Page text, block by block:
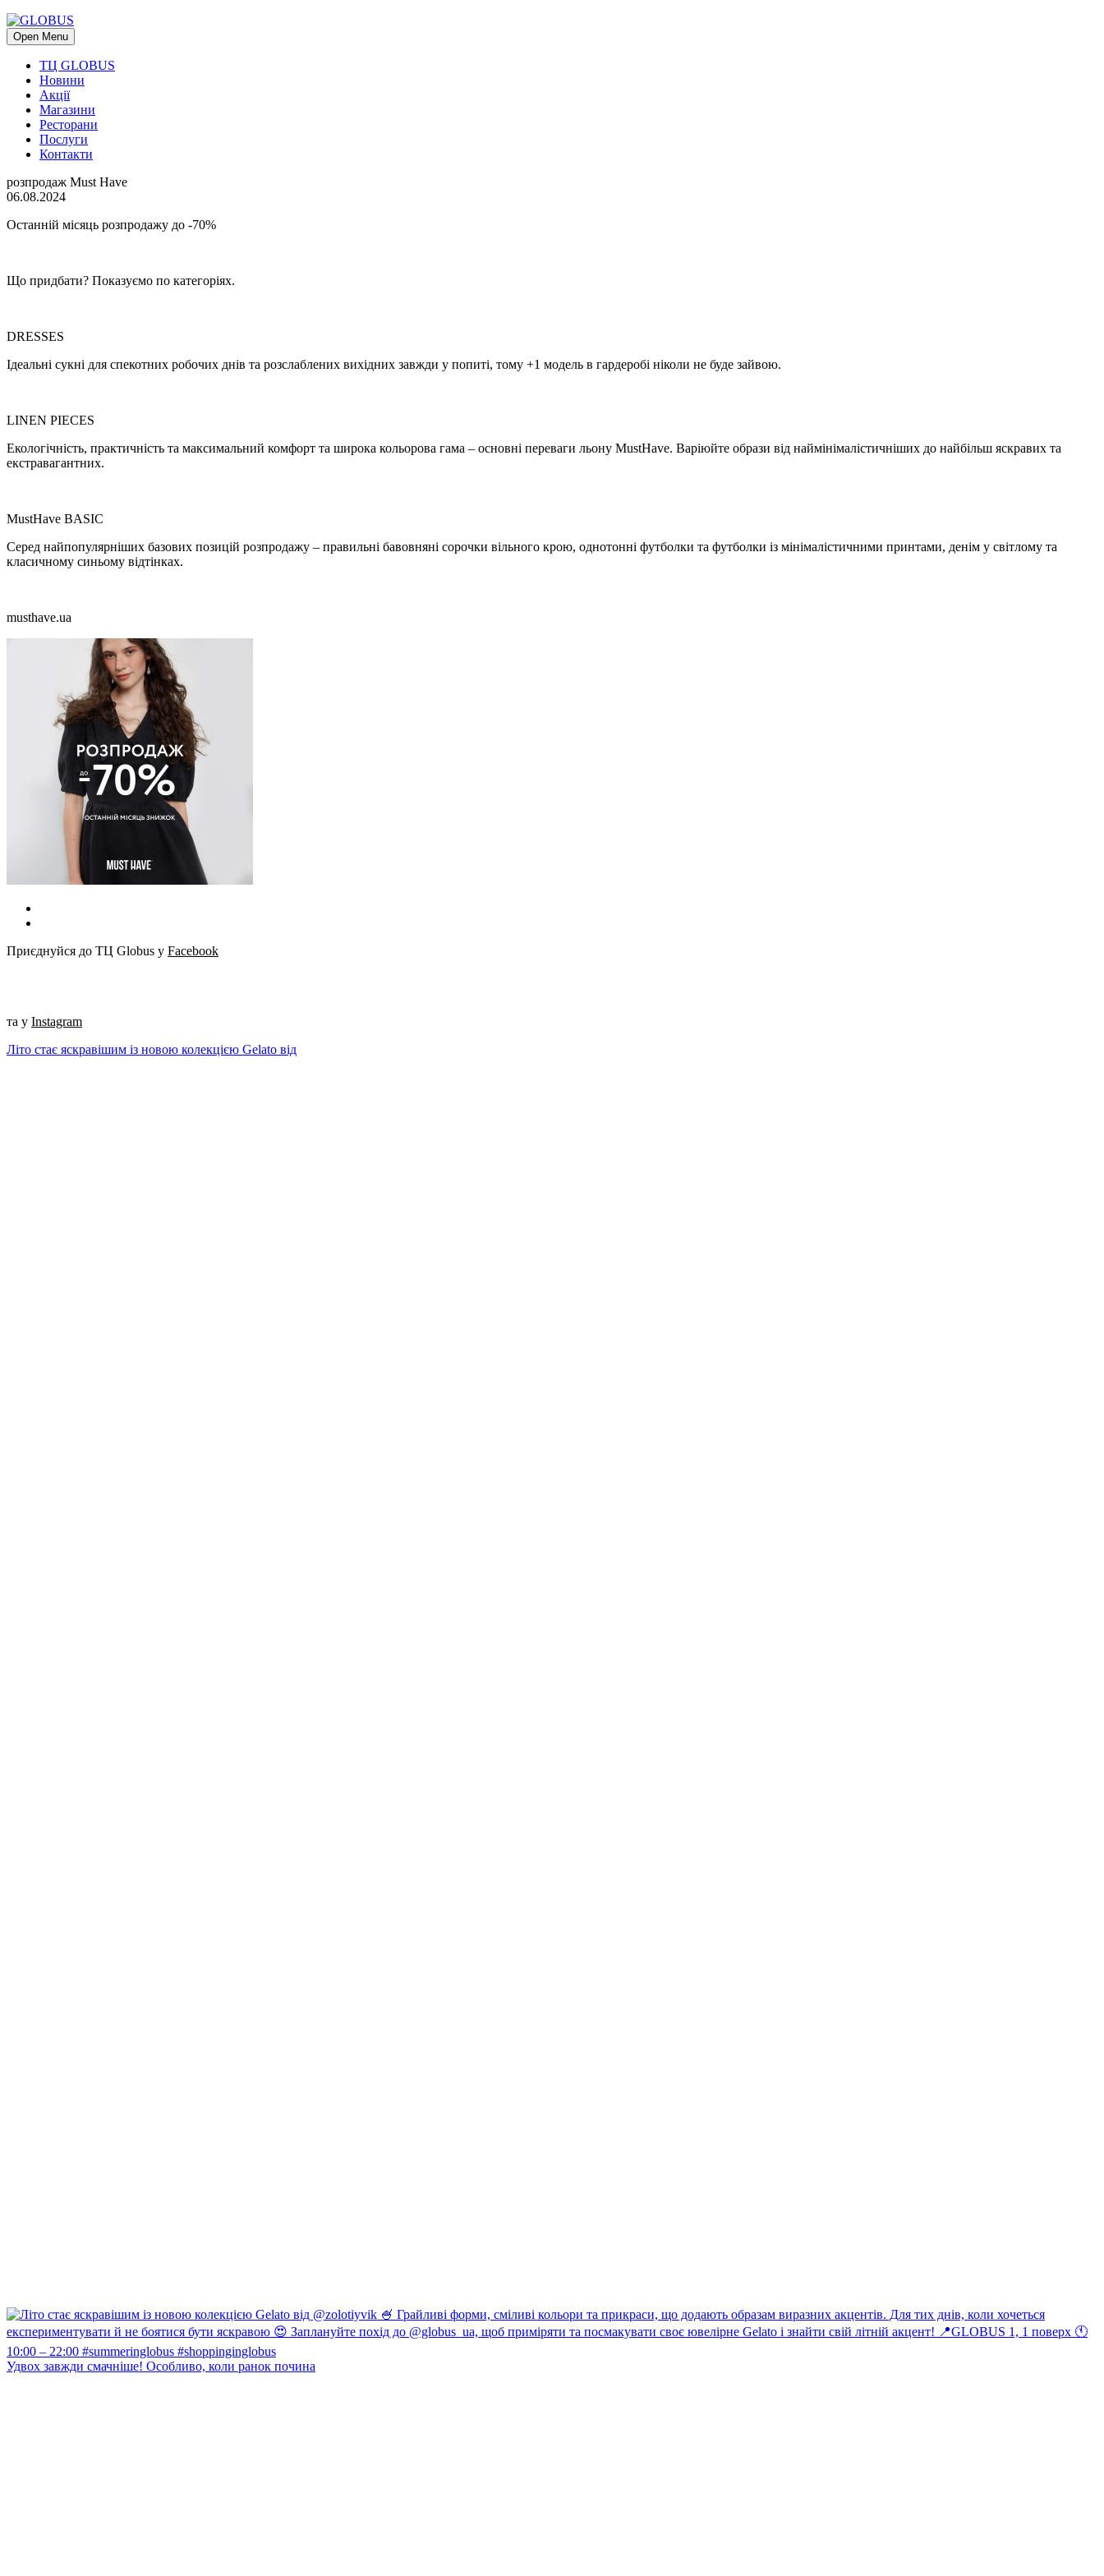
Open Menu
ТЦ GLOBUS
Новини
Акції
Магазини
Ресторани
Послуги
Контакти
розпродаж Must Have
06.08.2024
Останній місяць розпродажу до -70%
Що придбати? Показуємо по категоріях.
DRESSES
Ідеальні сукні для спекотних робочих днів та розслаблених вихідних завжди у попиті, тому +1 модель в гардеробі ніколи не буде зайвою.
LINEN PIECES
Екологічність, практичність та максимальний комфорт та широка кольорова гама – основні переваги льону MustHave. Варіюйте образи від наймінімалістичніших до найбільш яскравих та
екстравагантних.
MustHave BASIC
Серед найпопулярніших базових позицій розпродажу – правильні бавовняні сорочки вільного крою, однотонні футболки та футболки із мінімалістичними принтами, денім у світлому та
класичному синьому відтінках.
musthave.ua
Приєднуйся до ТЦ Globus у Facebook
та у Instagram
Літо стає яскравішим із новою колекцією Gelato від
Удвох завжди смачніше! Особливо, коли ранок почина